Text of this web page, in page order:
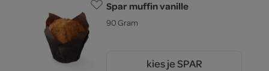
Spar muffin vanille
90 Gram
kies je SPAR